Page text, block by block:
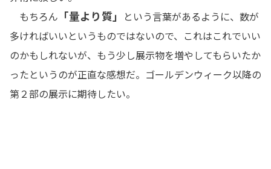
もちろん
「量より質」
という言葉があるように、数が
多ければいいというものではないので、これはこれでいい
のかもしれないが、もう少し展示物を増やしてもらいたか
ったというのが正直な感想だ。ゴールデンウィーク以降の
第２部の展示に期待したい。